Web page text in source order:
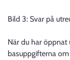
Bild 3: Svar på
När du har öppnat
basuppgifterna